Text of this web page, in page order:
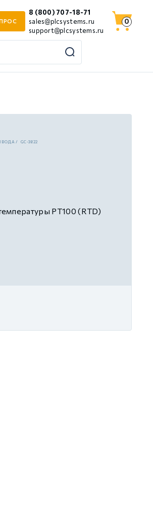
8 (800) 707-18-71
sales@plcsystems.ru
support@plcsystems.ru
0
GC-3822
PT100 (RTD)